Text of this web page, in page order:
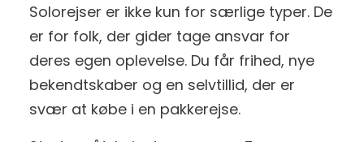
Solorejser er ikke kun for særlige typer. De
er for folk, der gider tage ansvar for
deres egen oplevelse. Du får frihed, nye
bekendtskaber og en selvtillid, der er
svær at købe i en pakkerejse.